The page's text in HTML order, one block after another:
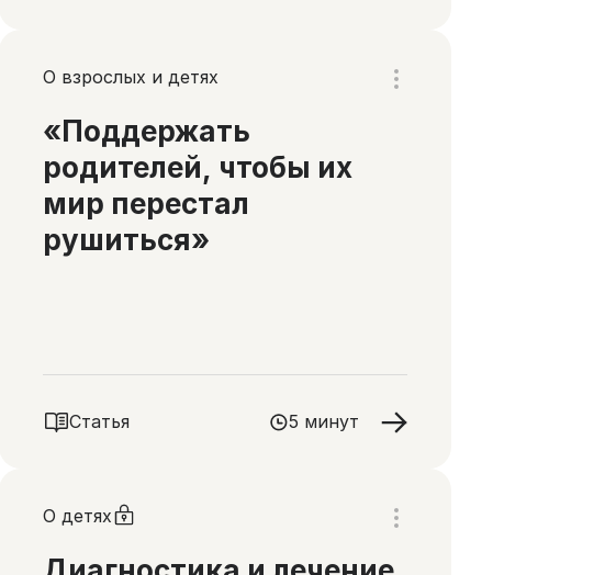
О взрослых и детях
«Поддержать
родителей, чтобы их
мир перестал
рушиться»
Статья 5 минут
О детях